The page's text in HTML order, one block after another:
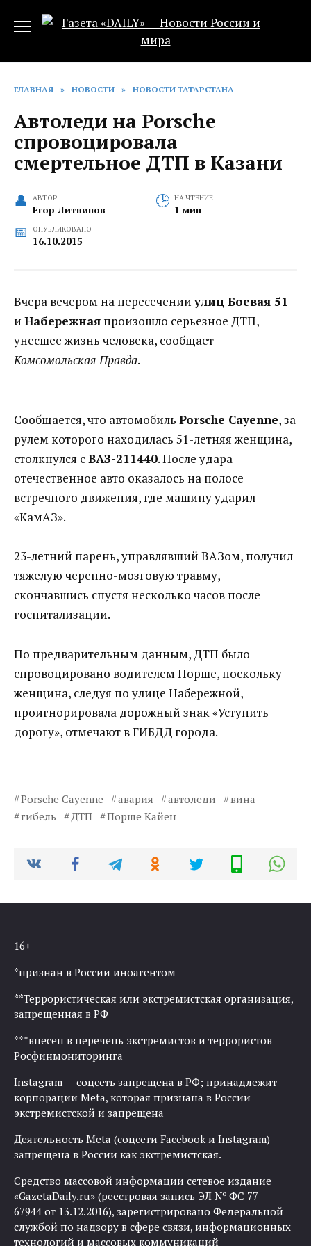
ГЛАВНАЯ » НОВОСТИ » НОВОСТИ ТАТАРСТАНА
Автоледи на Porsche
спровоцировала
смертельное ДТП в Казани
АВТОР
Егор Литвинов
НА ЧТЕНИЕ
1 мин
ОПУБЛИКОВАНО
16.10.2015
Вчера вечером на пересеченииулиц Боевая 51
и Набережная произошло серьезное ДТП,
унесшее жизнь человека, сообщает
Комсомольская Правда.
Сообщается, что автомобиль Porsche Cayenne, за
рулем которого находилась 51-летняя женщина,
столкнулся сВАЗ-211440. После удара
отечественное авто оказалось на полосе
встречного движения, где машину ударил
«КамАЗ».
23-летний парень, управлявший ВАЗом, получил
тяжелую черепно-мозговую травму,
скончавшись спустя несколько часов после
госпитализации.
По предварительным данным, ДТП было
спровоцировано водителем Порше, поскольку
женщина, следуя по улице Набережной,
проигнорировала дорожный знак «Уступить
дорогу», отмечают в ГИБДД города.
Porsche Cayenne авария автоледи
вина
гибель
ДТП Порше Кайен
16+
*признан в России иноагентом
**Террористическая или экстремистская организация,
запрещенная в РФ
***внесен в перечень экстремистов и террористов
Росфинмониторинга
Instagram — соцсеть запрещена в РФ; принадлежит
корпорации Meta, которая признана в России
экстремистской и запрещена
Деятельность Meta (соцсети Facebook и Instagram)
запрещена в России как экстремистская.
Средство массовой информации сетевое издание
«GazetaDaily.ru» (реестровая запись ЭЛ № ФС 77 —
67944 от 13.12.2016), зарегистрировано Федеральной
службой по надзору в сфере связи, информационных
технологий и массовых коммуникаций